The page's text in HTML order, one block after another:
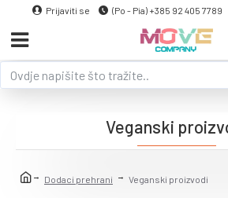
Prijaviti se (Po - Pia) +385 92 405 7789
Dodaci prehrani Veganski proizvodi
Veganski